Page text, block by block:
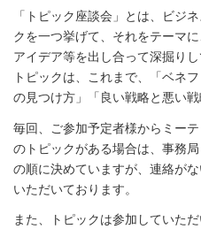
「トピック座談会」とは、ビジ
クを一つ挙げて、それをテーマ
アイデア等を出し合って深掘りし
トピックは、これまで、「ベネ
の見つけ方」「良い戦略と悪い
毎回、ご参加予定者様からミー
のトピックがある場合は、事務
の順に決めていますが、連絡が
いただいております。
また、トピックは参加していた